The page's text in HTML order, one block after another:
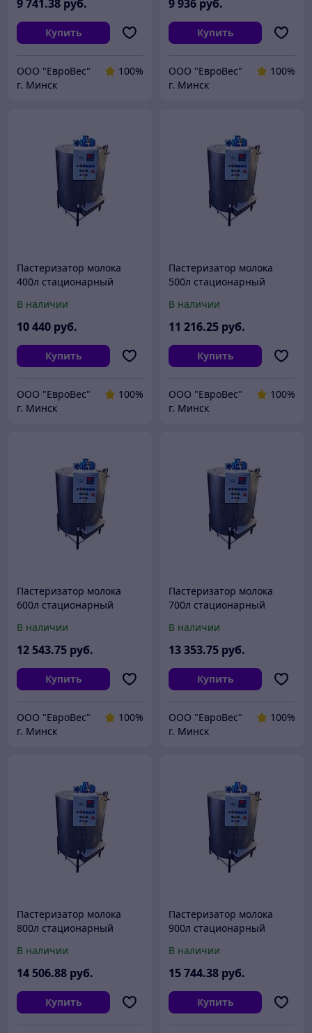
9 741 .38 руб.
Купить
ООО "ЕвроВес"
100%
г. Минск
9 936 руб.
Купить
ООО "ЕвроВес"
100%
г. Минск
Пастеризатор молока
400л стационарный
В наличии
10 440 руб.
Купить
ООО "ЕвроВес"
100%
г. Минск
Пастеризатор молока
500л стационарный
В наличии
11 216.25 руб.
Купить
ООО "ЕвроВес"
100%
г. Минск
Пастеризатор молока
600л стационарный
В наличии
12 543.75 руб.
Купить
ООО "ЕвроВес"
100%
г. Минск
Пастеризатор молока
700л стационарный
В наличии
13 353.75 руб.
Купить
ООО "ЕвроВес"
100%
г. Минск
Пастеризатор молока
800л стационарный
В наличии
14 506.88 руб.
Купить
Пастеризатор молока
900л стационарный
В наличии
15 744.38 руб.
Купить